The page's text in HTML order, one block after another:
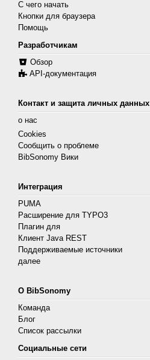
С чего начать
Кнопки для браузера
Помощь
Разработчикам
Обзор
API-документация
Контакт и защита личных данных
о нас
Cookies
Сообщить о проблеме
BibSonomy Вики
Интеграция
PUMA
Расширение для TYPO3
Плагин для
Клиент Java REST
Поддерживаемые источники
далее
О BibSonomy
Команда
Блог
Список рассылки
Социальные сети